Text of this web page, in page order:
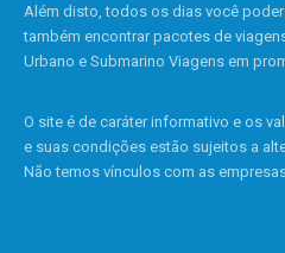
Além disto, todos os dias você
também encontrar pacotes de
Urbano e Submarino Viagens em
O site é de caráter informativo e os
e suas condições estão sujeitos a
Não temos vínculos com as